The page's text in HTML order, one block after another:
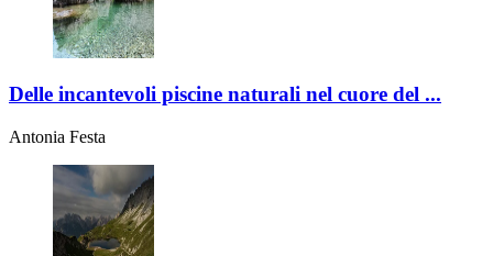
Delle incantevoli piscine naturali nel cuore del ...
Antonia Festa